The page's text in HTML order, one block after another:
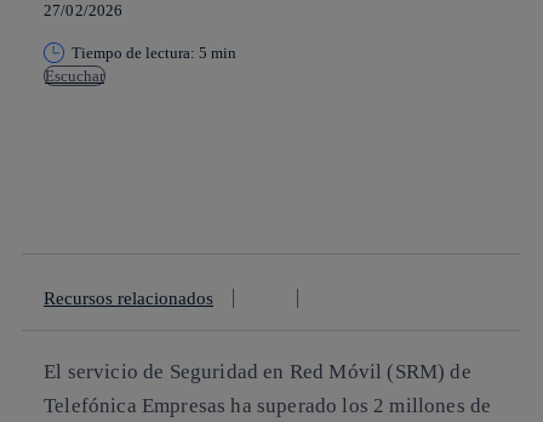
27/02/2026
Tiempo de lectura: 5 min
Escuchar
Recursos relacionados
El servicio de Seguridad en Red Móvil (SRM) de
Telefónica Empresas ha superado los 2 millones de